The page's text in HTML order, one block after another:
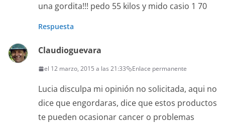
una gordita!!! pedo 55 kilos y mido casio 1 70
Respuesta
Claudioguevara
el 12 marzo, 2015 a las 21:33 Enlace permanente
Lucia disculpa mi opinión no solicitada, aqui no
dice que engordaras, dice que estos productos
te pueden ocasionar cancer o problemas